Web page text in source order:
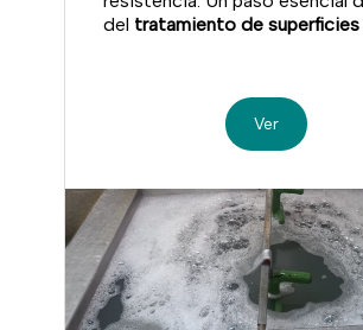
del tratamiento de superficies
Ver